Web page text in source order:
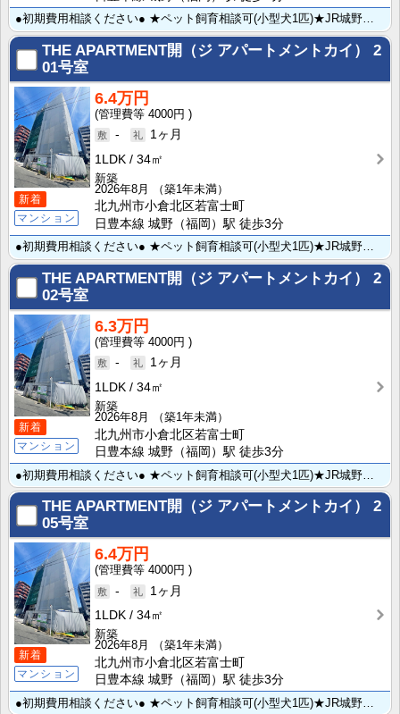
●初期費用相談ください● ★ペット飼育相談可(小型犬1匹)★JR城野駅まで徒歩3分＆北九州総合病院ま･･･
THE APARTMENT開（ジ アパートメントカイ）
2
01号室
新着
マンション
6.4万円
4000円
-
1ヶ月
1LDK
34㎡
新築
2026年8月
（築1年未満）
北九州市小倉北区若富士町
日豊本線 城野（福岡）駅 徒歩3分
●初期費用相談ください● ★ペット飼育相談可(小型犬1匹)★JR城野駅まで徒歩3分＆北九州総合病院ま･･･
THE APARTMENT開（ジ アパートメントカイ）
2
02号室
新着
マンション
6.3万円
4000円
-
1ヶ月
1LDK
34㎡
新築
2026年8月
（築1年未満）
北九州市小倉北区若富士町
日豊本線 城野（福岡）駅 徒歩3分
THE APARTMENT開（ジ アパートメントカイ）
2
05号室
新着
マンション
6.4万円
4000円
-
1ヶ月
1LDK
34㎡
新築
2026年8月
（築1年未満）
北九州市小倉北区若富士町
日豊本線 城野（福岡）駅 徒歩3分